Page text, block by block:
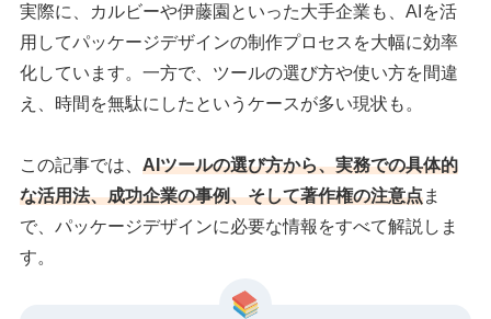
実際に、カルビーや伊藤園といった大手企業も、AIを活
用してパッケージデザインの制作プロセスを大幅に効率
化しています。一方で、ツールの選び方や使い方を間違
え、時間を無駄にしたというケースが多い現状も。
この記事では、AIツールの選び方から、実務での具体的
な活用法、成功企業の事例、そして著作権の注意点ま
で、パッケージデザインに必要な情報をすべて解説しま
す。